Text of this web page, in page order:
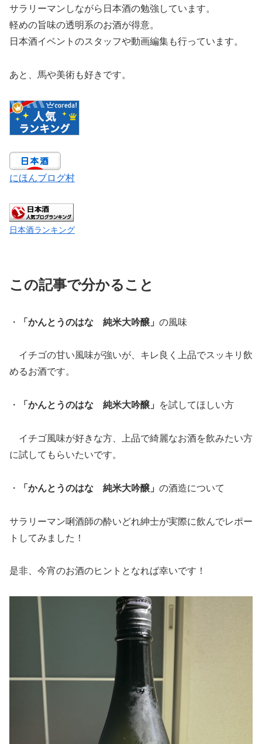
サラリーマンしながら日本酒の勉強しています。
軽めの旨味の透明系のお酒が得意。
日本酒イベントのスタッフや動画編集も行っています。
あと、馬や美術も好きです。
にほんブログ村
日本酒ランキング
この記事で分かること
・ 「かんとうのはな 純米大吟醸」 の風味
イチゴの甘い風味が強いが、キレ良く上品でスッキリ飲
めるお酒です。
・ 「かんとうのはな 純米大吟醸」 を試してほしい方
イチゴ風味が好きな方、上品で綺麗なお酒を飲みたい方
に試してもらいたいです。
・ 「かんとうのはな 純米大吟醸」 の酒造について
サラリーマン唎酒師の酔いどれ紳士が実際に飲んでレポー
トしてみました！
是非、今宵のお酒のヒントとなれば幸いです！